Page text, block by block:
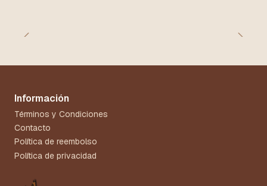
Información
Términos y Condiciones
Contacto
Política de reembolso
Política de privacidad